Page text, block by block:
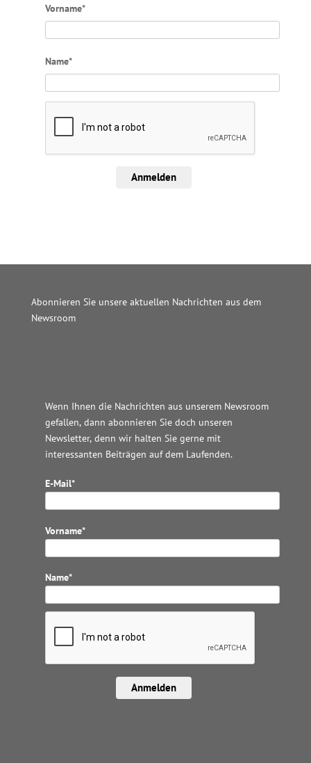
Vorname*
Name*
Anmelden
Abonnieren Sie unsere aktuellen Nachrichten aus dem
Newsroom
Wenn Ihnen die Nachrichten aus unserem Newsroom
gefallen, dann abonnieren Sie doch unseren
Newsletter, denn wir halten Sie gerne mit
interessanten Beiträgen auf dem Laufenden.
E-Mail*
Vorname*
Name*
Anmelden